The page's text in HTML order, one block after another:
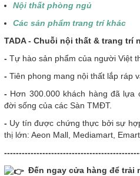
Nội thất phòng ngủ
Các sản phẩm trang trí khác
TADA - Chuỗi nội thất & trang trí
- Tự hào sản phẩm của người Việt
- Tiên phong mang nội thất lắp ráp
- Hơn 300.000 khách hàng đã lựa
đời sống của các Sàn TMĐT.
- Uy tín được chứng thực bởi sự
thị lớn: Aeon Mall, Mediamart,
Đến ngay cửa hàng để trải